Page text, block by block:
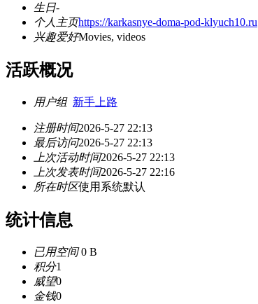
生日-
个人主页https://karkasnye-doma-pod-klyuch10.ru
兴趣爱好Movies, videos
活跃概况
用户组 新手上路
注册时间2026-5-27 22:13
最后访问2026-5-27 22:13
上次活动时间2026-5-27 22:13
上次发表时间2026-5-27 22:16
所在时区使用系统默认
统计信息
已用空间0 B
积分1
威望0
金钱0